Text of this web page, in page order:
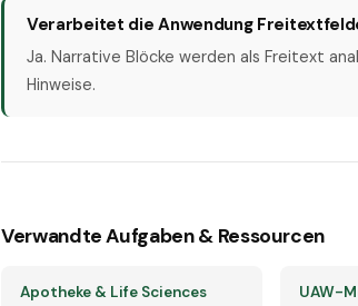
Verarbeitet die Anwendung
Ja. Narrative Blöcke werden als Freitext
Hinweise.
Verwandte Aufgaben & Ressourcen
Apotheke & Life Sciences
UAW-